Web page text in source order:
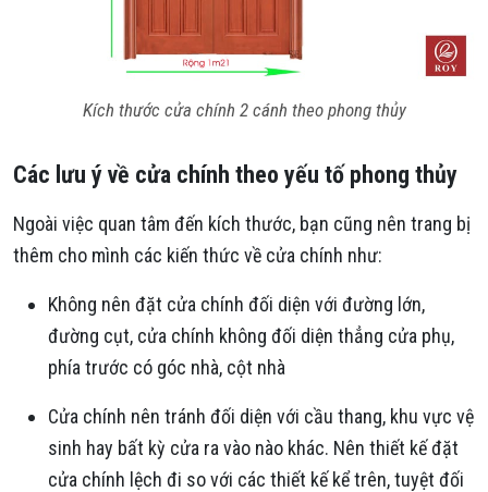
Kích thước cửa chính 2 cánh theo phong thủy
Các lưu ý về cửa chính theo yếu tố phong thủy
Ngoài việc quan tâm đến kích thước, bạn cũng nên trang bị
thêm cho mình các kiến thức về cửa chính như:
Không nên đặt cửa chính đối diện với đường lớn,
đường cụt, cửa chính không đối diện thẳng cửa phụ,
phía trước có góc nhà, cột nhà
Cửa chính nên tránh đối diện với cầu thang, khu vực vệ
sinh hay bất kỳ cửa ra vào nào khác. Nên thiết kế đặt
cửa chính lệch đi so với các thiết kế kể trên, tuyệt đối